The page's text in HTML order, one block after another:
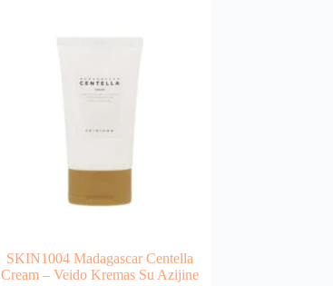
SKIN1004 Madagascar Centella
Cream – Veido Kremas Su Azijine